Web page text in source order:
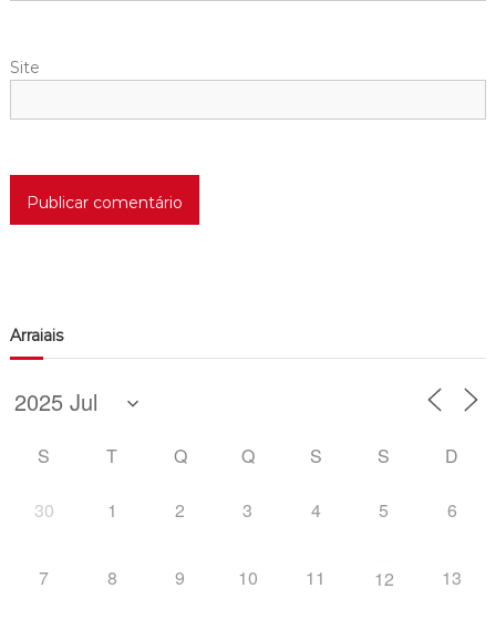
Site
Arraiais
S T Q Q S S D
30 1 2 3 4 5 6
7 8 9 10 11 12 13